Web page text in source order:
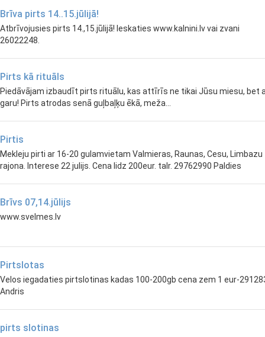
Brīva pirts 14..15.jūlijā!
Atbrīvojusies pirts 14.,15.jūlijā! Ieskaties www.kalnini.lv vai zvani
26022248.
Pirts kā rituāls
Piedāvājam izbaudīt pirts rituālu, kas attīrīs ne tikai Jūsu miesu, bet
garu! Pirts atrodas senā guļbaļķu ēkā, meža...
Pirtis
Mekleju pirti ar 16-20 gulamvietam Valmieras, Raunas, Cesu, Limbazu
rajona. Interese 22 julijs. Cena lidz 200eur. talr. 29762990 Paldies
Brīvs 07,14.jūlijs
www.svelmes.lv
Pirtslotas
Velos iegadaties pirtslotinas kadas 100-200gb cena zem 1 eur-
Andris
pirts slotinas